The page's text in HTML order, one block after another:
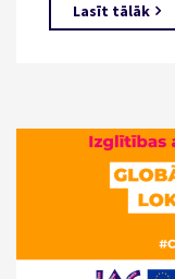
Lasīt tālāk